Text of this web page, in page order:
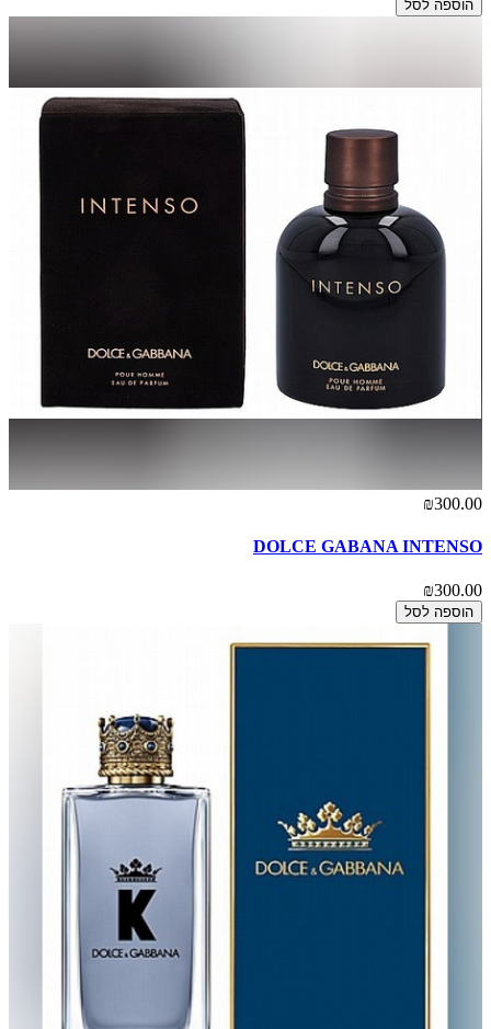
הוספה לסל
₪300.00
DOLCE GABANA INTENSO
₪300.00
הוספה לסל